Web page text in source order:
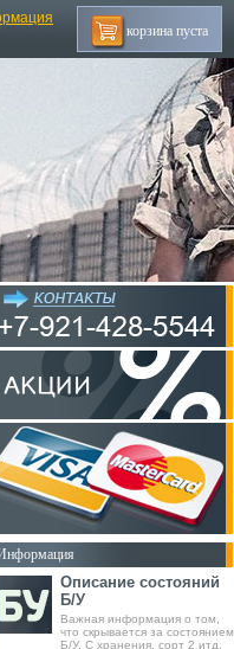
корзина пуста
Описание состояний
Б/У
Важная информация о том,
что скрывается за состоянием
Б/У, С хранения, сорт 2 итд.